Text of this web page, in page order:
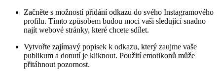
Začněte s možností ⁤přidání ‍odkazu do svého Instagramového
profilu. Tímto⁢ způsobem budou moci vaši sledující snadno
najít webové stránky, které chcete sdílet.
Vytvořte​ zajímavý popisek k odkazu, ⁢který zaujme vaše
publikum a donutí je kliknout. Použití emotikonů může
přitáhnout pozornost.